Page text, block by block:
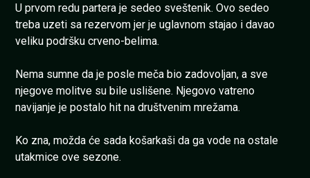
U prvom redu partera je sedeo sveštenik. Ovo sedeo
treba uzeti sa rezervom jer je uglavnom stajao i davao
veliku podršku crveno-belima.
Nema sumne da je posle meča bio zadovoljan, a sve
njegove molitve su bile uslišene. Njegovo vatreno
navijanje je postalo hit na društvenim mrežama.
Ko zna, možda će sada košarkaši da ga vode na ostale
utakmice ove sezone.